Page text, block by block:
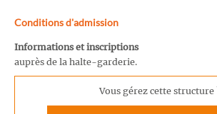
Conditions d'admission
Informations et inscriptions
auprès de la halte-garderie.
Vous gérez cette structure